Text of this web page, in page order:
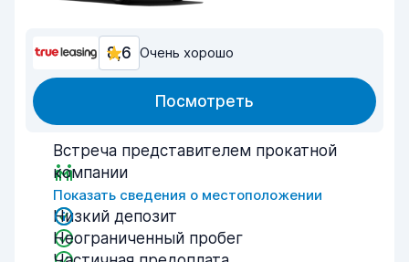
8,6 Очень хорошо
Посмотреть
Встреча представителем прокатной
компании
Показать сведения о местоположении
Низкий депозит
Неограниченный пробег